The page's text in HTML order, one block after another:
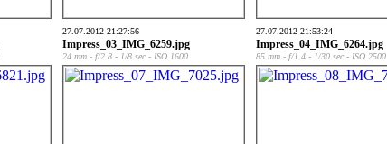
27.07.2012 21:27:56
Impress_03_IMG_6259.jpg
24 mm - f/2.8 - 1/8 sec - ISO 1600
27.07.2012 21:53:24
Impress_04_IMG_6264.jpg
85 mm - f/1.4 - 1/30 sec - ISO 2500